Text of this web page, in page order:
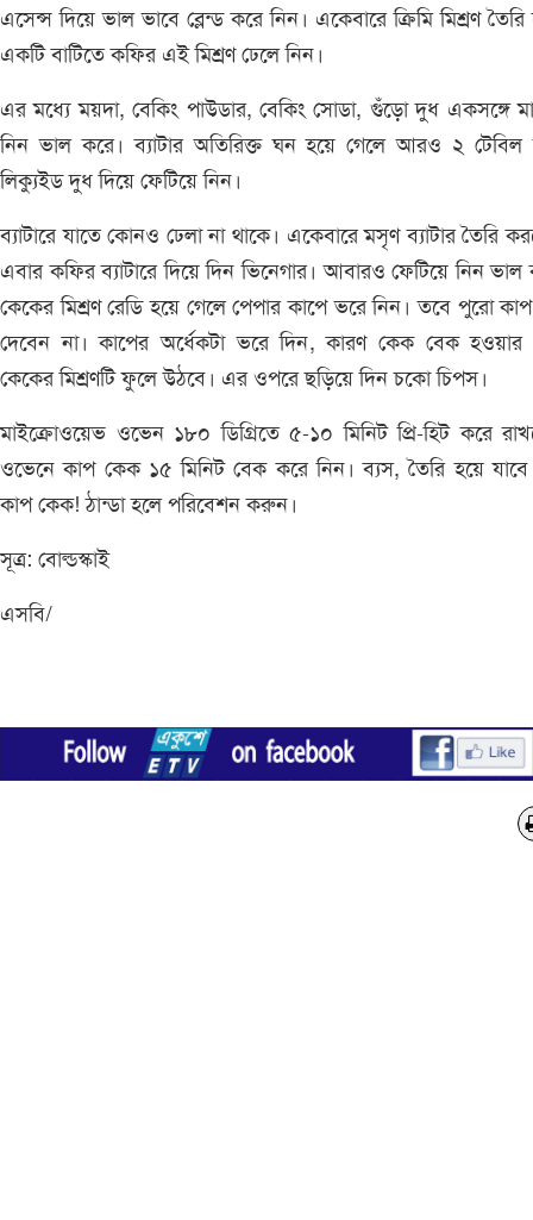
এসেন্স দিয়ে ভাল ভাবে ব্লেন্ড করে নিন। একেবারে ক্রিমি মিশ্রণ তৈরি
একটি বাটিতে কফির এই মিশ্রণ ঢেলে নিন।
এর মধ্যে ময়দা, বেকিং পাউডার, বেকিং সোডা, গুঁড়ো দুধ একসঙ্গে
নিন ভাল করে। ব্যাটার অতিরিক্ত ঘন হয়ে গেলে আরও ২ টেবিল
লিক্যুইড দুধ দিয়ে ফেটিয়ে নিন।
ব্যাটারে যাতে কোনও ঢেলা না থাকে। একেবারে মসৃণ ব্যাটার তৈরি
এবার কফির ব্যাটারে দিয়ে দিন ভিনেগার। আবারও ফেটিয়ে নিন ভাল
কেকের মিশ্রণ রেডি হয়ে গেলে পেপার কাপে ভরে নিন। তবে পুরো
দেবেন না। কাপের অর্ধেকটা ভরে দিন, কারণ কেক বেক
কেকের মিশ্রণটি ফুলে উঠবে। এর ওপরে ছড়িয়ে দিন চকো চিপস।
মাইক্রোওয়েভ ওভেন ১৮০ ডিগ্রিতে ৫-১০ মিনিট প্রি-হিট করে
ওভেনে কাপ কেক ১৫ মিনিট বেক করে নিন। ব্যস, তৈরি হয়ে
কাপ কেক! ঠান্ডা হলে পরিবেশন করুন।
সূত্র: বোল্ডস্কাই
এসবি/